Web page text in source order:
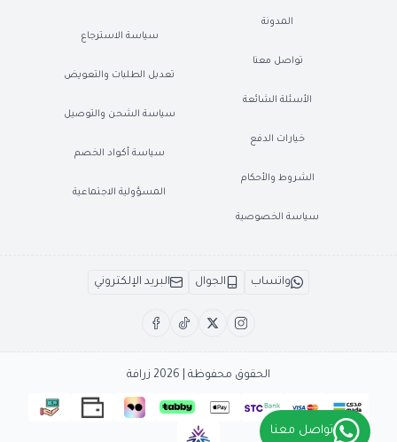
المدونة
تواصل معنا
الأسئلة الشائعة
خيارات الدفع
الشروط والأحكام
سياسة الخصوصية
سياسة الاسترجاع
تعديل الطلبات والتعويض
سياسة الشحن والتوصيل
سياسة أكواد الخصم
المسؤولية الاجتماعية
واتساب الجوال البريد الإلكتروني
الحقوق محفوظة | 2026 زرافة
تواصل معنا